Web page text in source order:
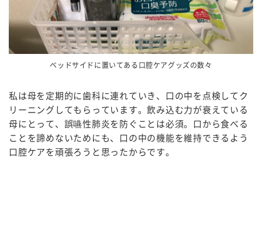
ベッドサイドに置いてある口腔ケアグッズの数々
私は母を定期的に歯科に連れていき、口の中を点検してク
リーニングしてもらっています。飲み込む力が衰えている
母にとって、誤嚥性肺炎を防ぐことは必須。口から食べる
ことを諦めないためにも、口の中の機能を維持できるよう
口腔ケアを頑張ろうと思ったからです。